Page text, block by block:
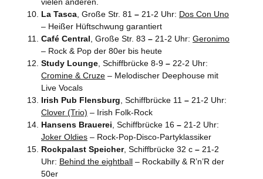
La Tasca , Große Str. 81 – 21-2 Uhr: Dos Con Uno
– Heißer Hüftschwung garantiert
Café Central , Große Str. 83 – 21-2 Uhr: Geronimo
– Rock & Pop der 80er bis heute
Study Lounge , Schiffbrücke 8-9 – 22-2 Uhr:
Cromine & Cruze – Melodischer Deephouse mit
Live Vocals
Irish Pub Flensburg , Schiffbrücke 11 – 21-2 Uhr:
Clover (Trio) – Irish Folk-Rock
Hansens Brauerei , Schiffbrücke 16 – 21-2 Uhr:
Joker Oldies – Rock-Pop-Disco-Partyklassiker
Rockpalast Speicher, Schiffbrücke 32 c – 21-2
Uhr: Behind the eightball – Rockabilly & R’n’R der
50er